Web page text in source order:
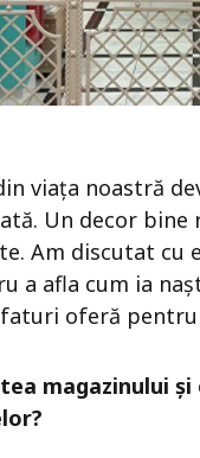
viața noastră
Un decor
Am discutat cu
a afla cum ia
oferă
magazinului